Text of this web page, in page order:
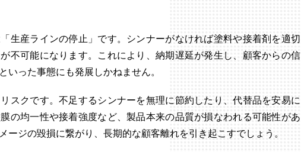
生産ラインの停止」です。シンナーがなければ塗料や接着剤を適切
不可能になります。これにより、納期遅延が発生し、顧客からの信
いった事態にも発展しかねません。
スクです。不足するシンナーを無理に節約したり、代替品を安易に
の均一性や接着強度など、製品本来の品質が損なわれる可能性があ
ージの毀損に繋がり、長期的な顧客離れを引き起こすでしょう。